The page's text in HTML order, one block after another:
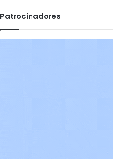
Patrocinadores